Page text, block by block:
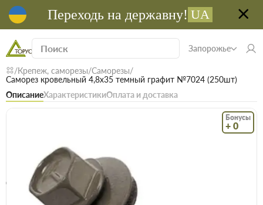
Переходь на державну! UA
Запорожье
Крепеж, саморезы Саморезы
Саморез кровельный 4,8х35 темный графит №7024 (250шт)
ОписаниеХарактеристикиОплата и доставка
Бонусы
+ 0
Код: 16976
Саморез кровельный 4,8х35 темный графит
№7024 (250шт)